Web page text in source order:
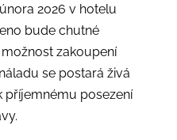
2026 v hotelu
bude chutné
zakoupení
se postará živá
příjemnému posezení